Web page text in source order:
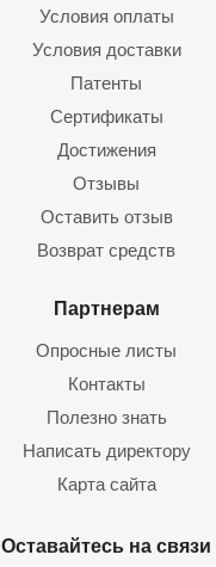
Условия оплаты
Условия доставки
Патенты
Сертификаты
Достижения
Отзывы
Оставить отзыв
Возврат средств
Партнерам
Опросные листы
Контакты
Полезно знать
Написать директору
Карта сайта
Оставайтесь на связи